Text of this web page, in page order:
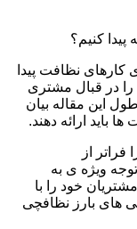
کنیم؟
نظافت پیدا
در قبال مشتری
این مقاله بیان
باید ارائه دهند.
از
ویژه ی به
خود را با
های بارز نظافچی